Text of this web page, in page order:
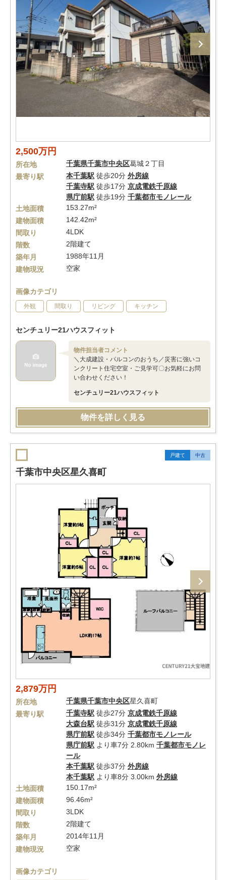
2,500万円
所在地 千葉県千葉市中央区葛城２丁目
最寄り駅
本千葉駅 徒歩20分 外房線
千葉寺駅 徒歩17分 京成電鉄千原線
県庁前駅 徒歩19分 千葉都市モノレール
土地面積
153.27m²
建物面積
142.42m²
間取り
4LDK
階数
2階建て
築年月
1988年11月
建物現況
空家
画像カテゴリ
外観 間取り リビング キッチン
センチュリー21ハウスフィット
物件担当者コメント
＼大成建設・パルコンのおうち／災害に強いコ
ンクリート住宅空室・ご見学可〇お気軽にお問
い合わせください！
センチュリー21ハウスフィット
物件を詳しく見る
戸建て 中古
千葉市中央区星久喜町
2,879万円
所在地 千葉県千葉市中央区星久喜町
最寄り駅
千葉寺駅 徒歩27分 京成電鉄千原線
大森台駅 徒歩31分 京成電鉄千原線
県庁前駅 徒歩34分 千葉都市モノレール
県庁前駅 より車7分 2.80km 千葉都市モノレ
ール
本千葉駅 徒歩37分 外房線
本千葉駅 より車8分 3.00km 外房線
土地面積
150.17m²
建物面積
96.46m²
間取り
3LDK
階数
2階建て
築年月
2014年11月
建物現況
空家
画像カテゴリ